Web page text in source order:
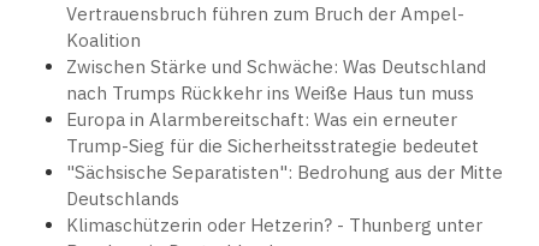
Vertrauensbruch führen zum Bruch der Ampel-
Koalition
Zwischen Stärke und Schwäche: Was Deutschland
nach Trumps Rückkehr ins Weiße Haus tun muss
Europa in Alarmbereitschaft: Was ein erneuter
Trump-Sieg für die Sicherheitsstrategie bedeutet
"Sächsische Separatisten": Bedrohung aus der Mitte
Deutschlands
Klimaschützerin oder Hetzerin? - Thunberg unter